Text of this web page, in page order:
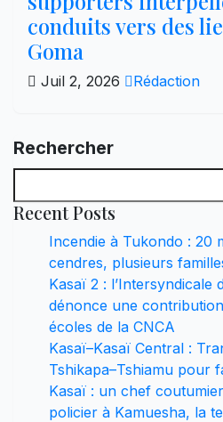
conduits vers des
Goma
Juil 2, 2026 Rédaction
Rechercher
Recent Posts
Incendie à Tukondo : 20
cendres, plusieurs
Kasaï 2 : l’Intersyndicale
dénonce une
écoles de la CNCA
Kasaï–Kasaï Central :
Tshikapa–Tshiamu pour
Kasaï : un chef
policier à Kamuesha, la